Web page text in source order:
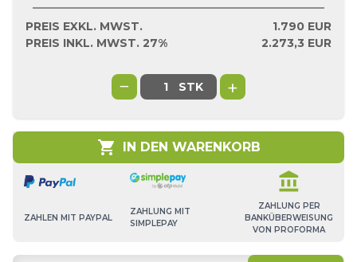
PREIS EXKL. MWST. 1.790 EUR
PREIS INKL. MWST. 27%
2.273,3 EUR
− STK +
shopping_cart IN DEN WARENKORB
ZAHLEN MIT PAYPAL
ZAHLUNG MIT
SIMPLEPAY
account_balance
ZAHLUNG PER
BANKÜBERWEISUNG
VON PROFORMA